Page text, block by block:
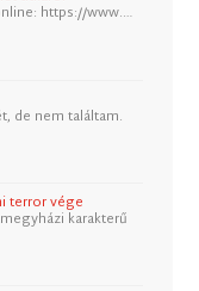
https://www.…
de nem találtam.
terror vége
karakterű